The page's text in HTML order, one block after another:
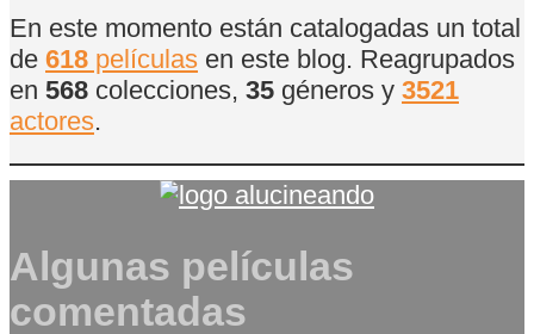
En este momento están catalogadas un total
de 618 películas en este blog. Reagrupados
en 568 colecciones, 35 géneros y 3521
actores.
Algunas películas
comentadas